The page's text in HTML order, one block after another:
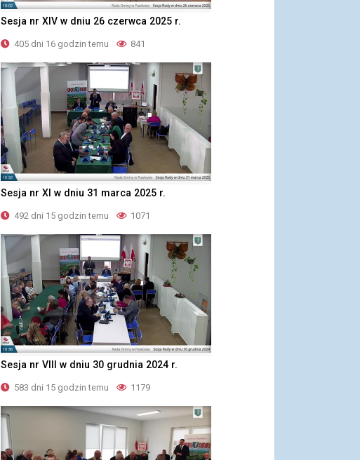
Sesja nr XIV w dniu 26 czerwca 2025 r.
405 dni 16 godzin temu 841
Sesja nr XI w dniu 31 marca 2025 r.
492 dni 15 godzin temu 1071
Sesja nr VIII w dniu 30 grudnia 2024 r.
583 dni 15 godzin temu 1179